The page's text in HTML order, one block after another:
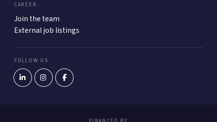
CAREER
Join the team
External job listings
FOLLOW US